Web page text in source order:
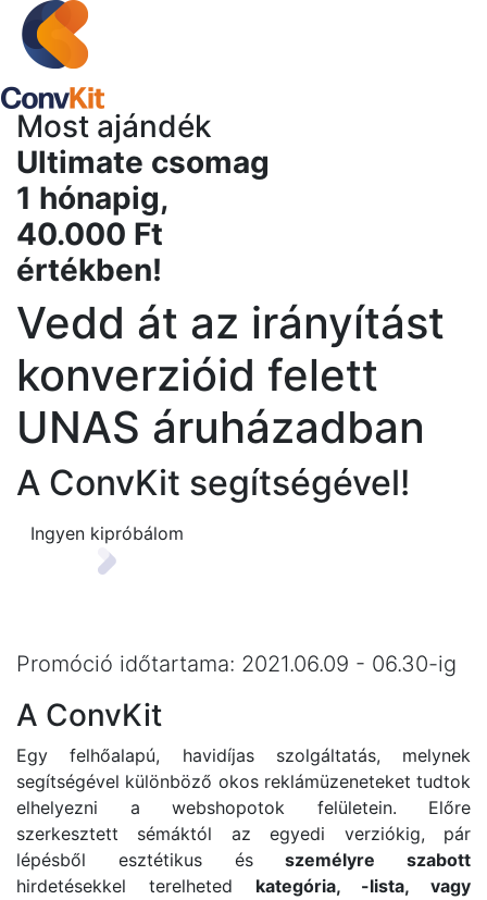
Most ajándék
Ultimate csomag
1 hónapig,
40.000 Ft
értékben!
Vedd át az irányítást
konverzióid felett
UNAS áruházadban
A ConvKit segítségével!
Ingyen kipróbálom
Promóció időtartama: 2021.06.09 - 06.30-ig
A ConvKit
Egy felhőalapú, havidíjas szolgáltatás, melynek
segítségével különböző okos reklámüzeneteket tudtok
elhelyezni a webshopotok felületein. Előre
szerkesztett sémáktól az egyedi verziókig, pár
lépésből esztétikus ésszemélyre szabott
hirdetésekkel terelheted kategória, -lista, vagy